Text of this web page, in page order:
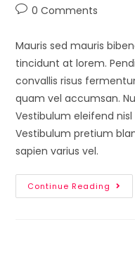
0 Comments
Mauris sed mauris
tincidunt at lorem.
convallis risus
quam vel accumsan.
Vestibulum eleifend
Vestibulum pretium
sapien varius vel.
Continue Reading